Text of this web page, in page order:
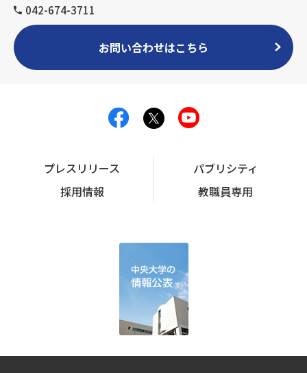
042-674-3711
お問い合わせはこちら
プレスリリース
パブリシティ
採用情報
教職員専用